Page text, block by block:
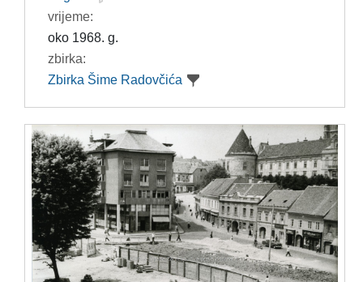
vrijeme:
oko 1968. g.
zbirka:
Zbirka Šime Radovčića